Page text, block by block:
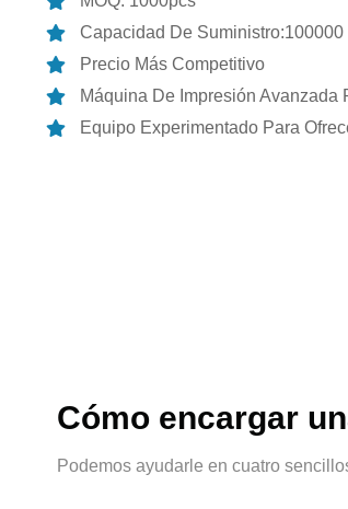
Capacidad De Suministro:100000
Precio Más Competitivo
Máquina De Impresión Avanzada
Equipo Experimentado Para
Cómo encargar
Podemos ayudarle en cuatro